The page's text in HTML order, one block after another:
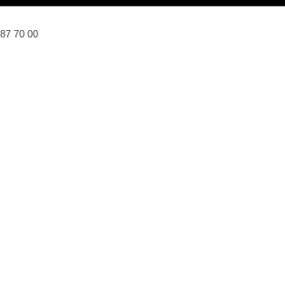
70 00